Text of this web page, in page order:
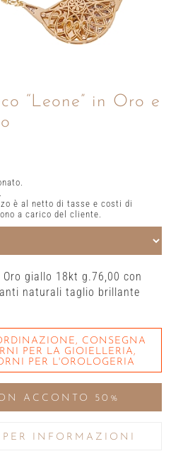
“Leone” in Oro e
è al netto di tasse e costi di
a carico del cliente.
giallo 18kt g.76,00 con
naturali taglio brillante
CONSEGNA
PER LA GIOIELLERIA,
PER L'OROLOGERIA
ACCONTO 50%
PER INFORMAZIONI